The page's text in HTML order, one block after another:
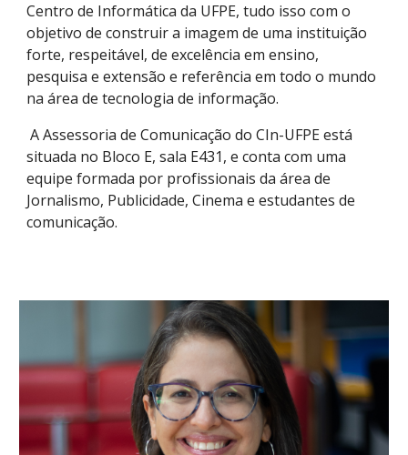
Centro de Informática da UFPE, tudo isso com o
objetivo de construir a imagem de uma instituição
forte, respeitável, de excelência em ensino,
pesquisa e extensão e referência em todo o mundo
na área de tecnologia de informação.
A Assessoria de Comunicação do CIn-UFPE está
situada no Bloco E, sala E431, e conta com uma
equipe formada por profissionais da área de
Jornalismo, Publicidade, Cinema e estudantes de
comunicação.